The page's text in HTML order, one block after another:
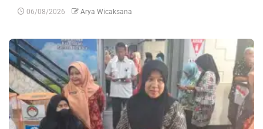
06/08/2026 Arya Wicaksana